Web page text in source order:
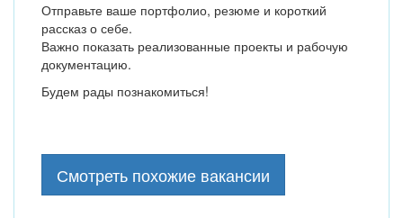
Отправьте ваше портфолио, резюме и короткий
рассказ о себе.
Важно показать реализованные проекты и рабочую
документацию.
Будем рады познакомиться!
Смотреть похожие вакансии